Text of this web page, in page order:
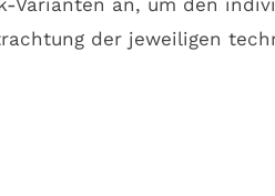
an, um den
der jeweiligen